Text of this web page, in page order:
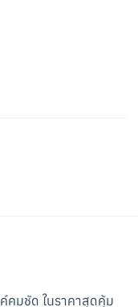
คมชัด ในราคาสุดคุ้ม